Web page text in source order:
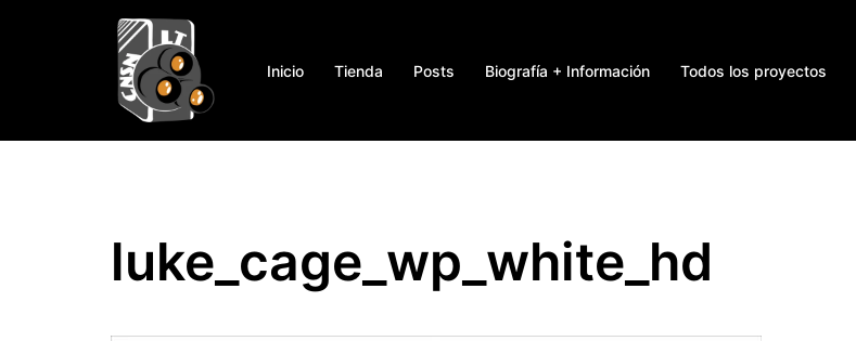
Inicio Tienda Posts Biografía + Información Todos los proyectos
luke_cage_wp_white_hd